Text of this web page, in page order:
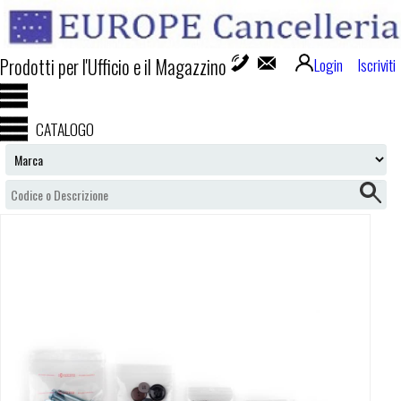
Prodotti per l'Ufficio e il Magazzino Login Iscriviti
CATALOGO